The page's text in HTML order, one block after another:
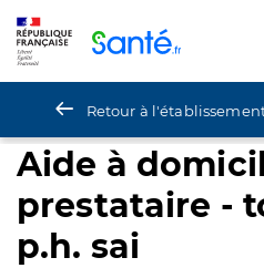
Retour à
Aide à
prestataire -
p.h. sai